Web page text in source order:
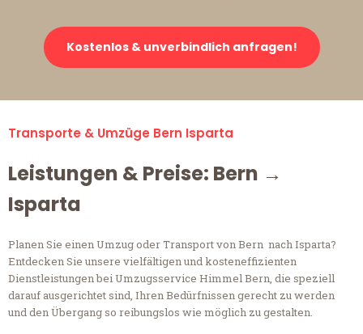
Kostenlos & unverbindlich anfragen!
Transporte & Umzüge Bern Isparta
Leistungen & Preise: Bern →
Isparta
Planen Sie einen Umzug oder Transport von Bern nach Isparta?
Entdecken Sie unsere vielfältigen und kosteneffizienten
Dienstleistungen bei Umzugsservice Himmel Bern, die speziell
darauf ausgerichtet sind, Ihren Bedürfnissen gerecht zu werden
und den Übergang so reibungslos wie möglich zu gestalten.